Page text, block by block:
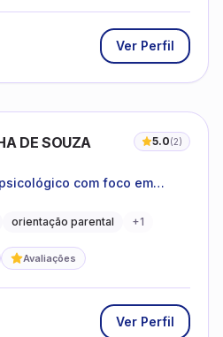
Ver Perfil
DE SOUZA 5.0(2)
com foco em
emocional e
orientação parental +1
Avaliações
Ver Perfil